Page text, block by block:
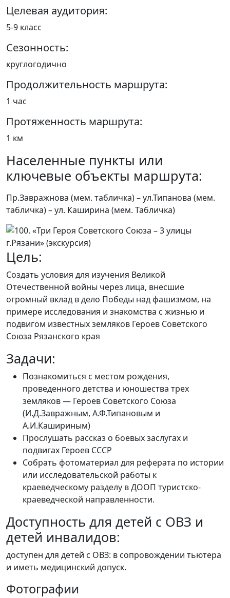
Целевая аудитория:
5-9 класс
Сезонность:
круглогодично
Продолжительность маршрута:
1 час
Протяженность маршрута:
1 км
Населенные пункты или
ключевые объекты маршрута:
Пр.Завражнова (мем. табличка) – ул.Типанова (мем.
табличка) – ул. Каширина (мем. Табличка)
Цель:
Создать условия для изучения Великой
Отечественной войны через лица, внесшие
огромный вклад в дело Победы над фашизмом, на
примере исследования и знакомства с жизнью и
подвигом известных земляков Героев Советского
Союза Рязанского края
Задачи:
Познакомиться с местом рождения,
проведенного детства и юношества трех
земляков — Героев Советского Союза
(И.Д.Завражным, А.Ф.Типановым и
А.И.Кашириным)
Прослушать рассказ о боевых заслугах и
подвигах Героев СССР
Собрать фотоматериал для реферата по истории
или исследовательской работы к
краеведческому разделу в ДООП туристско-
краеведческой направленности.
Доступность для детей с ОВЗ и
детей инвалидов:
доступен для детей с ОВЗ: в сопровождении тьютера
и иметь медицинский допуск.
Фотографии